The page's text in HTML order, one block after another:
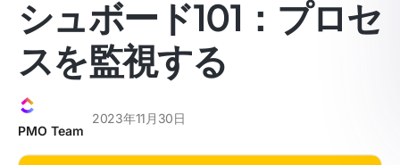
シュボード101：プロセ
スを監視する
PMO Team
2023年11月30日